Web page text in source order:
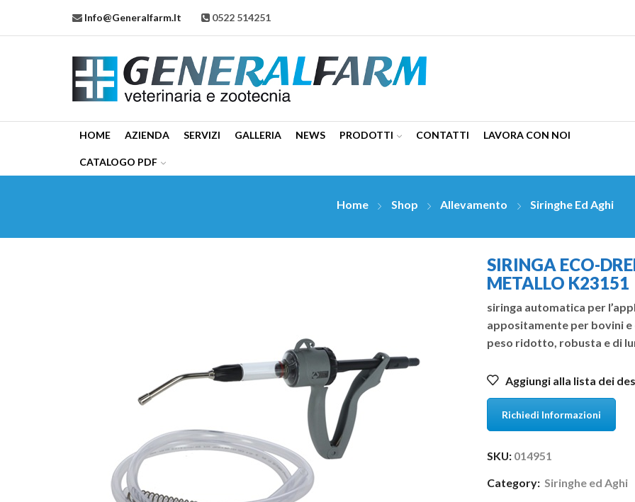
Info@generalfarm.it 0522 514251
HOME AZIENDA SERVIZI GALLERIA NEWS PRODOTTI CONTATTI LAVORA CON NOI
CATALOGO PDF
Home Shop Allevamento Siringhe Ed Aghi
SIRINGA ECO-
METALLO K23151
siringa automatica per
appositamente per bovini e
peso ridotto, robusta e di
Aggiungi alla lista dei
Richiedi Informazioni
SKU: 014951
Category: Siringhe ed Aghi